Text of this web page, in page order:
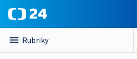
Rubriky